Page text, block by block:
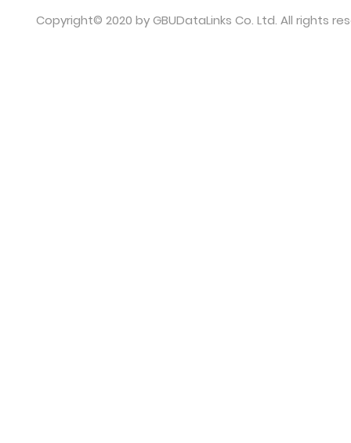
Copyright© 2020 by GBUDataLinks Co. Ltd. All rights